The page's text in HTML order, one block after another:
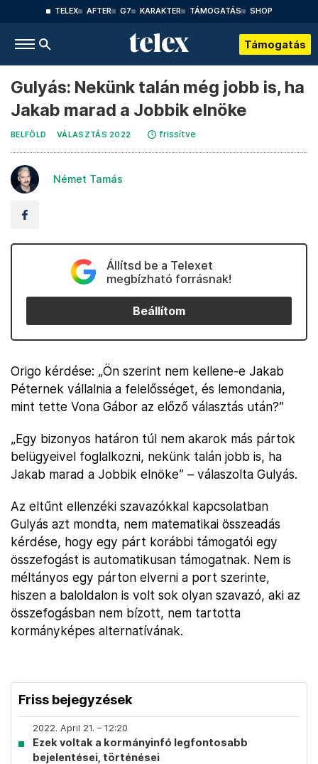
TELEX AFTER G7 KARAKTER TÁMOGATÁS SHOP
Támogatás
Gulyás: Nekünk talán még jobb is, ha
Jakab marad a Jobbik elnöke
BELFÖLD VÁLASZTÁS 2022 frissítve
Német Tamás
Állítsd be a Telexet
megbízható forrásnak!
Beállítom
Origo kérdése: „Ön szerint nem kellene-e Jakab
Péternek vállalnia a felelősséget, és lemondania,
mint tette Vona Gábor az előző választás után?”
„Egy bizonyos határon túl nem akarok más pártok
belügyeivel foglalkozni, nekünk talán jobb is, ha
Jakab marad a Jobbik elnöke” – válaszolta Gulyás.
Az eltűnt ellenzéki szavazókkal kapcsolatban
Gulyás azt mondta, nem matematikai összeadás
kérdése, hogy egy párt korábbi támogatói egy
összefogást is automatikusan támogatnak. Nem is
méltányos egy párton elverni a port szerinte,
hiszen a baloldalon is volt sok olyan szavazó, aki az
összefogásban nem bízott, nem tartotta
kormányképes alternatívának.
Friss bejegyzések
2022. April 21. – 12:20
Ezek voltak a kormányinfó legfontosabb
bejelentései, történései